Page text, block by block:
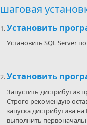
Установить
Установить SQL Server
Установить
Запустить дистрибутив
Строго рекомендую
запуска дистрибутива
выполнить